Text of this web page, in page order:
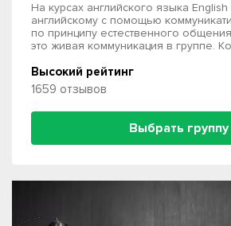
На курсах английского языка
английскому с помощью
по принципу естественного
это живая коммуникация в группе.
Высокий рейтинг
1659 отзывов
Выбрать группу